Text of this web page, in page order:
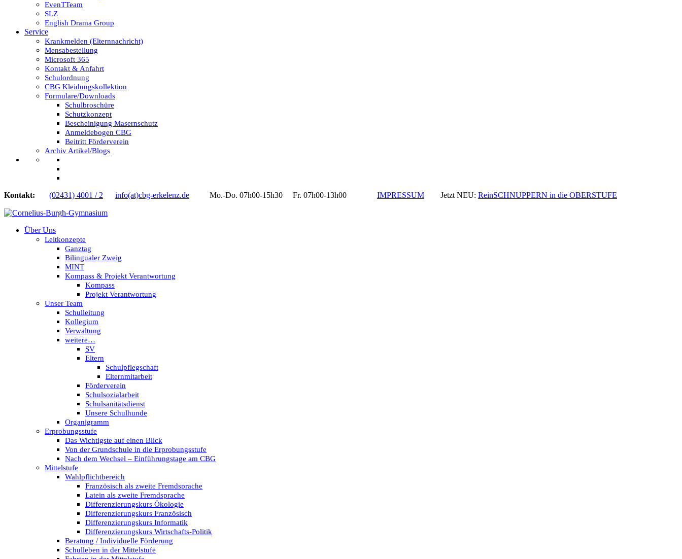
EvenTTeam
SLZ
English Drama Group
Service
Krankmelden (Elternnachricht)
Mensabestellung
Microsoft 365
Kontakt & Anfahrt
Schulordnung
CBG Kleidungskollektion
Formulare/Downloads
Schulbroschüre
Schutzkonzept
Bescheinigung Masernschutz
Anmeldebogen CBG
Beitritt Förderverein
Archiv Artikel/Blogs
Kontakt: (02431) 4001 / 2 info(at)cbg-erkelenz.de Mo.-Do. 07h00-15h30 Fr. 07h00-13h00 IMPRESSUM Jetzt NEU: ReinSCHNUPPERN in die OBERSTUFE
Über Uns
Leitkonzepte
Ganztag
Bilingualer Zweig
MINT
Kompass & Projekt Verantwortung
Kompass
Projekt Verantwortung
Unser Team
Schulleitung
Kollegium
Verwaltung
weitere…
SV
Eltern
Schulpflegschaft
Elternmitarbeit
Förderverein
Schulsozialarbeit
Schulsanitätsdienst
Unsere Schulhunde
Organigramm
Erprobungsstufe
Das Wichtigste auf einen Blick
Von der Grundschule in die Erprobungsstufe
Nach dem Wechsel – Einführungstage am CBG
Mittelstufe
Wahlpflichtbereich
Französisch als zweite Fremdsprache
Latein als zweite Fremdsprache
Differenzierungskurs Ökologie
Differenzierungskurs Französisch
Differenzierungskurs Informatik
Differenzierungskurs Wirtschafts-Politik
Beratung / Individuelle Förderung
Schulleben in der Mittelstufe